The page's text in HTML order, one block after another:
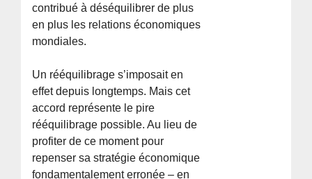
contribué à déséquilibrer de plus
en plus les relations économiques
mondiales.
Un rééquilibrage s’imposait en
effet depuis longtemps. Mais cet
accord représente le pire
rééquilibrage possible. Au lieu de
profiter de ce moment pour
repenser sa stratégie économique
fondamentalement erronée – en